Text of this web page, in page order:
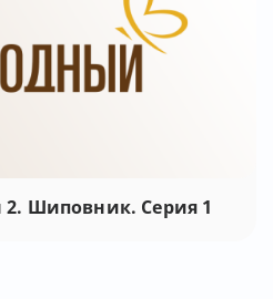
2. Шиповник. Серия 1